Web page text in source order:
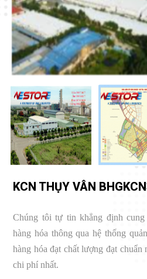
KCN THỤY VÂN
Chúng tôi tự tin khẳng định
hàng hóa thông qua hệ thống
hàng hóa đạt chất lượng đạt
chi phí nhất.